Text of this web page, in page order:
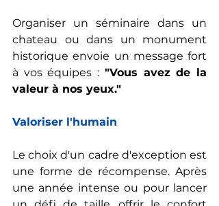
Organiser un séminaire dans un
chateau ou dans un monument
historique envoie un message fort
à vos équipes : "Vous avez de la
valeur à nos yeux."
Valoriser l'humain
Le choix d'un cadre d'exception est
une forme de récompense. Après
une année intense ou pour lancer